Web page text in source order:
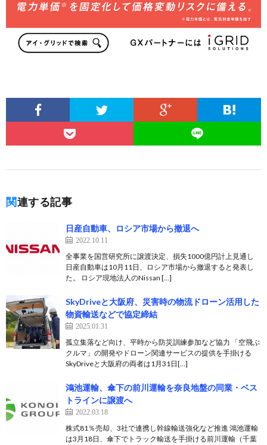
関連する記事
日産自動車、ロシア市場から撤退へ
2022.10.11
全事業を国営研究所に譲渡決定、損失1000億円計上見通し
日産自動車は10月11日、ロシア市場から撤退すると発表し
た。 ロシア現地法人のNissan […]
SkyDriveと大阪府、災害時の物流ドローン活用した
物資輸送などで協定締結
2025.01.31
孤立集落など向け、平時から防災訓練参加など協力 「空飛ぶ
クルマ」の開発やドローン関連サービスの提供を手掛ける
SkyDriveと大阪府の両者は1月31日[…]
鴻池運輸、傘下の前川運輸を奈良地盤の同業・ベス
トラインに譲渡へ
2022.03.18
株式81％売却、3社で連携し幹線輸送強化など推進 鴻池運輸
は3月18日、傘下でトラック輸送を手掛ける前川運輸（千葉